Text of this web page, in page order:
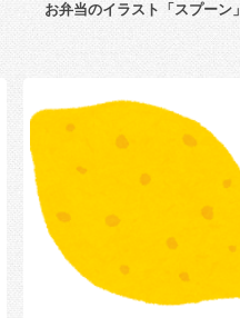
お弁当のイラスト「スプーン」